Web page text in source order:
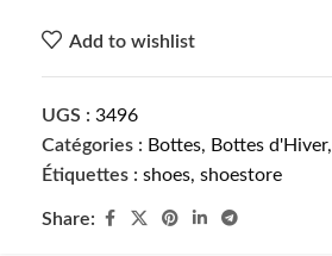
Add to wishlist
UGS : 3496
Catégories : Bottes, Bottes d'Hiver,
Étiquettes : shoes, shoestore
Share: